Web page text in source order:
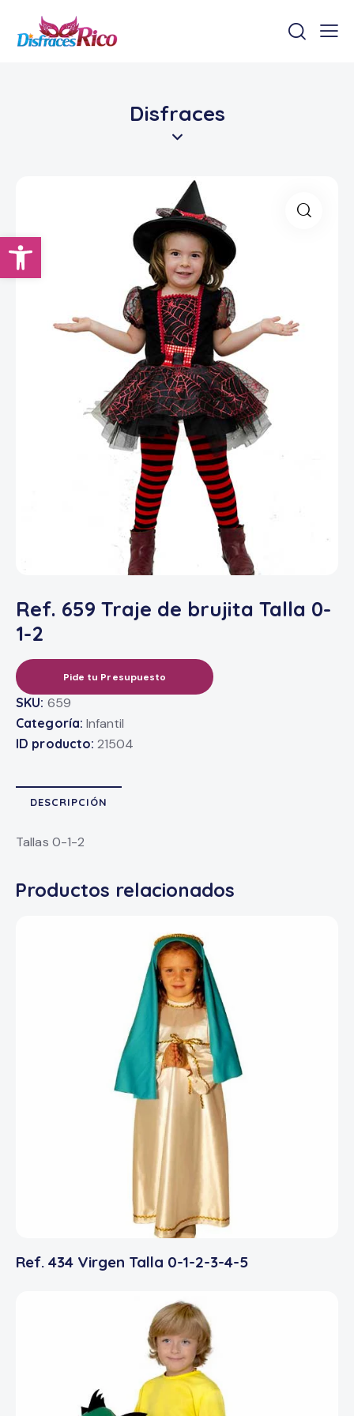
Abrir barra de herramientas
Disfraces
Ref. 659 Traje de brujita Talla 0-
1-2
Pide tu Presupuesto
SKU: 659
Categoría:Infantil
ID producto: 21504
DESCRIPCIÓN
Tallas 0-1-2
Productos relacionados
Ref. 434 Virgen Talla 0-1-2-3-4-5